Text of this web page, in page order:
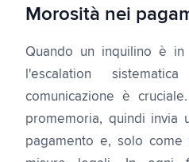
Morosità nei
Quando un inquilino è
l'escalation
comunicazione è
promemoria, quindi invia
pagamento e, solo